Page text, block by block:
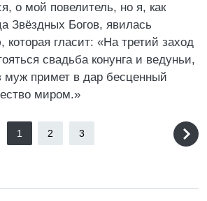
о мой повелитель, но я, как
Звёздных Богов, явилась
которая гласит: «На третий заход
свадьба конунга и ведуньи,
муж примет в дар бесценный
миром.»
1 2 3